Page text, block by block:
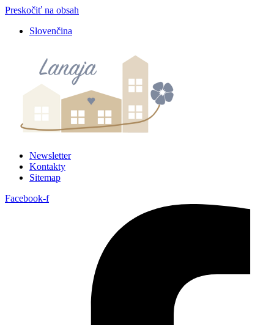
Preskočiť na obsah
Slovenčina
Newsletter
Kontakty
Sitemap
Facebook-f